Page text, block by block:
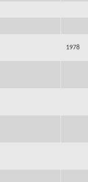
1978